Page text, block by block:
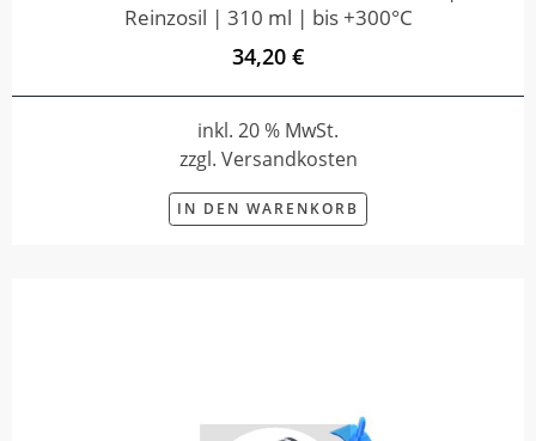
Reinzosil | 310 ml | bis +300°C
34,20 €
inkl. 20 % MwSt.
zzgl. Versandkosten
IN DEN WARENKORB